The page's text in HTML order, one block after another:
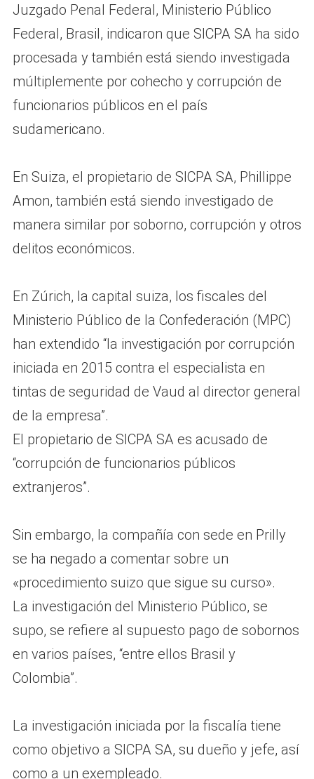
Juzgado Penal Federal, Ministerio Público
Federal, Brasil, indicaron que SICPA SA ha sido
procesada y también está siendo investigada
múltiplemente por cohecho y corrupción de
funcionarios públicos en el país
sudamericano.
En Suiza, el propietario de SICPA SA, Phillippe
Amon, también está siendo investigado de
manera similar por soborno, corrupción y otros
delitos económicos.
En Zúrich, la capital suiza, los fiscales del
Ministerio Público de la Confederación (MPC)
han extendido “la investigación por corrupción
iniciada en 2015 contra el especialista en
tintas de seguridad de Vaud al director general
de la empresa”.
El propietario de SICPA SA es acusado de
“corrupción de funcionarios públicos
extranjeros”.
Sin embargo, la compañía con sede en Prilly
se ha negado a comentar sobre un
«procedimiento suizo que sigue su curso».
La investigación del Ministerio Público, se
supo, se refiere al supuesto pago de sobornos
en varios países, “entre ellos Brasil y
Colombia”.
La investigación iniciada por la fiscalía tiene
como objetivo a SICPA SA, su dueño y jefe, así
como a un exempleado.